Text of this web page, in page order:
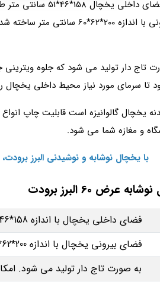
عرض 60 فضای
را فراهم می‌ کند. بدنه
دار تولید می‌ شود که جلوه ویترینی
تا سرمای مورد نیاز محیط داخلی یخچال
یخچال گالوانیزه است قابلیت چاپ
و مغازه شما می شود.
با یخچال‌ نوشابه و نوشیدنی البرز
60 البرز برودت
فضای داخلی یخچال با اندازه 158*46*51 سانتی‌ متر
فضای بیرونی یخچال با اندازه 200*62*60 سانتی‌ متر
به صورت تاج‌ دار تولید می‌ شود.